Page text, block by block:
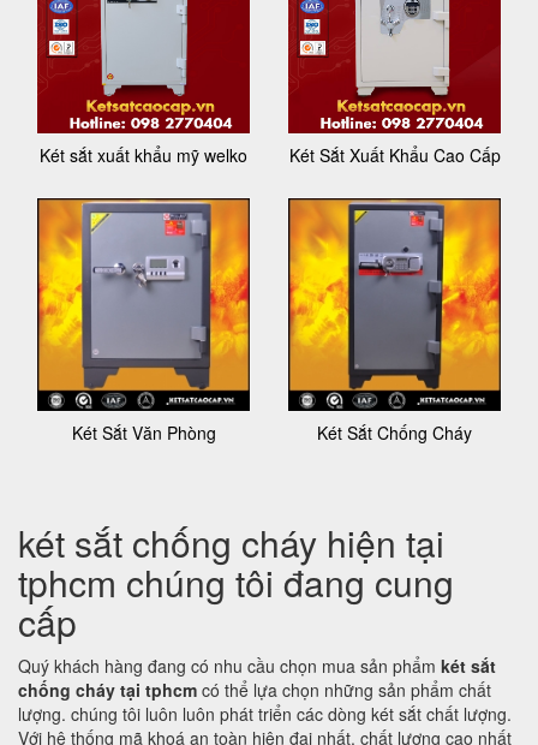
Két sắt xuất khẩu mỹ welko Két Sắt Xuất Khẩu Cao Cấp
Két Sắt Văn Phòng Két Sắt Chống Cháy
két sắt chống cháy hiện tại
tphcm chúng tôi đang cung
cấp
Quý khách hàng đang có nhu cầu chọn mua sản phẩm két sắt
chống cháy tại tphcm có thể lựa chọn những sản phẩm chất
lượng. chúng tôi luôn luôn phát triển các dòng két sắt chất lượng.
Với hệ thống mã khoá an toàn hiện đại nhất, chất lượng cao nhất